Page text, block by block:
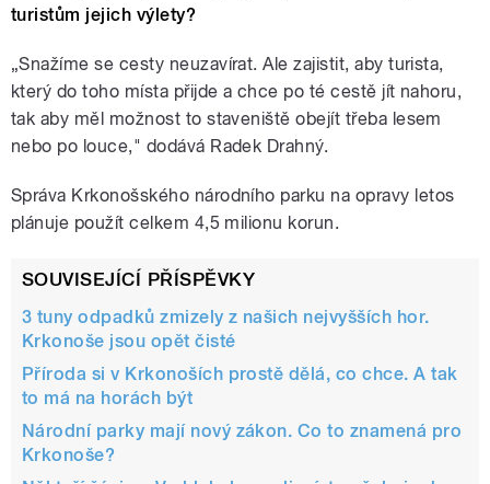
turistům jejich výlety?
„Snažíme se cesty neuzavírat. Ale zajistit, aby turista,
který do toho místa přijde a chce po té cestě jít nahoru,
tak aby měl možnost to staveniště obejít třeba lesem
nebo po louce," dodává Radek Drahný.
Správa Krkonošského národního parku na opravy letos
plánuje použít celkem 4,5 milionu korun.
SOUVISEJÍCÍ PŘÍSPĚVKY
3 tuny odpadků zmizely z našich nejvyšších hor.
Krkonoše jsou opět čisté
Příroda si v Krkonoších prostě dělá, co chce. A tak
to má na horách být
Národní parky mají nový zákon. Co to znamená pro
Krkonoše?